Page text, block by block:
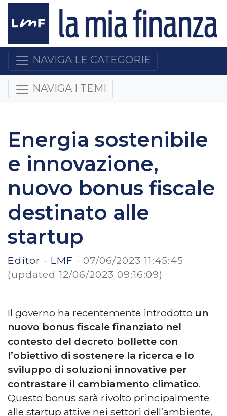
NAVIGA LE CATEGORIE
NAVIGA I TEMI
Energia sostenibile
e innovazione,
nuovo bonus fiscale
destinato alle
startup
Editor - LMF - 07/06/2023 11:45:45
(updated 12/06/2023 09:16:09)
Il governo ha recentemente introdotto un
nuovo bonus fiscale finanziato nel
contesto del decreto bollette con
l’obiettivo di sostenere la ricerca e lo
sviluppo di soluzioni innovative per
contrastare il cambiamento climatico.
Questo bonus sarà rivolto principalmente
alle startup attive nei settori dell’ambiente,